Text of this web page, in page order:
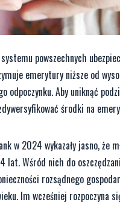
powszechnych
emerytury niższe od
Aby uniknąć
środki na
w 2024 wykazały jasno, że
lat. Wśród nich do
rozsądnego
Im wcześniej rozpoczyna